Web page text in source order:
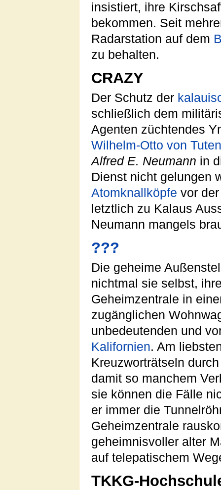
insistiert, ihre
bekommen. Seit
Radarstation auf dem
zu behalten.
CRAZY
Der Schutz der
schließlich dem
Agenten züchtendes
Wilhelm-Otto von
Alfred E. Neumann in
Dienst nicht gelungen
Atomknallköpfe vor
letztlich zu Kalaus
Neumann mangels
???
Die geheime
nichtmal sie selbst,
Geheimzentrale in
zugänglichen
unbedeutenden und
Kalifornien. Am
Kreuzworträtseln
damit so manchem
sie können die Fälle
er immer die
Geheimzentrale
geheimnisvoller alter
auf telepatischem
TKKG-